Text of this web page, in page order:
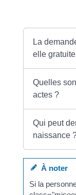
La
elle
Quelles
actes ?
Qui peut
naissance
À noter
Si la